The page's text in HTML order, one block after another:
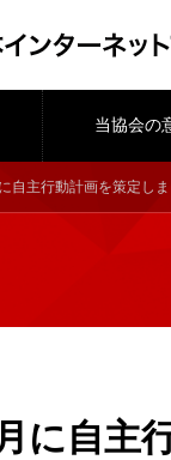
当協会の
自主行動計画を策定し
に自主